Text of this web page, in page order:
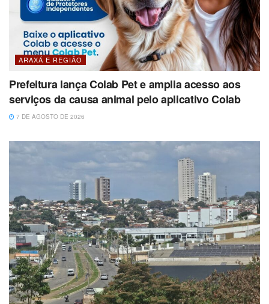
ARAXÁ E REGIÃO
Prefeitura lança Colab Pet e amplia acesso aos
serviços da causa animal pelo aplicativo Colab
7 DE AGOSTO DE 2026